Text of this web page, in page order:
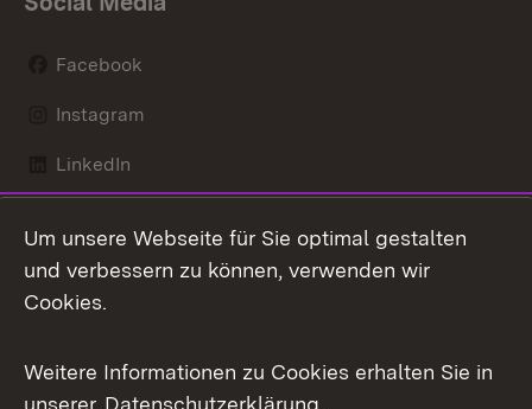
Facebook
Instagram
LinkedIn
X / Twitter
Youtube
Um unsere Webseite für Sie optimal gestalten
und verbessern zu können, verwenden wir
Cookies.
Weitere Informationen zu Cookies erhalten Sie in
unserer Datenschutzerklärung.